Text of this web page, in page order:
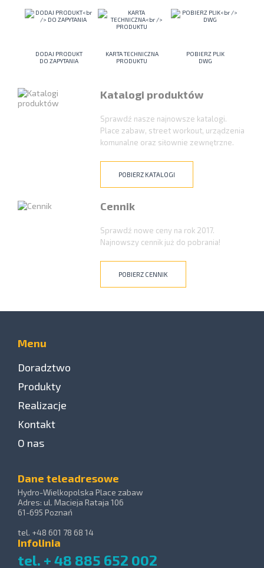
DODAJ PRODUKT
DO ZAPYTANIA
KARTA TECHNICZNA
PRODUKTU
POBIERZ PLIK
DWG
Katalogi produktów
Sprawdź nasze najnowsze katalogi.
Place zabaw, street workout, urządzenia
komunalne oraz siłownie zewnętrzne.
POBIERZ KATALOGI
Cennik
Sprawdź nowe ceny na rok 2017.
Najnowszy cennik już do pobrania!
POBIERZ CENNIK
Menu
Doradztwo
Produkty
Realizacje
Kontakt
O nas
Dane teleadresowe
Hydro-Wielkopolska Place zabaw
Adres: ul. Macieja Rataja 106
61-695 Poznań
tel. +48 601 78 68 14
Infolinia
tel. + 48 885 652 002